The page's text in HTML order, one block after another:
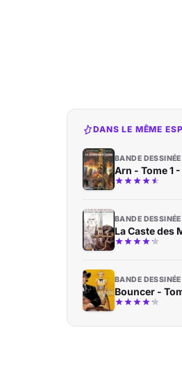
DANS LE MÊME
BANDE DESSINÉE
Arn - Tome 1
BANDE DESSINÉE
La Caste des
BANDE DESSINÉE
Bouncer -